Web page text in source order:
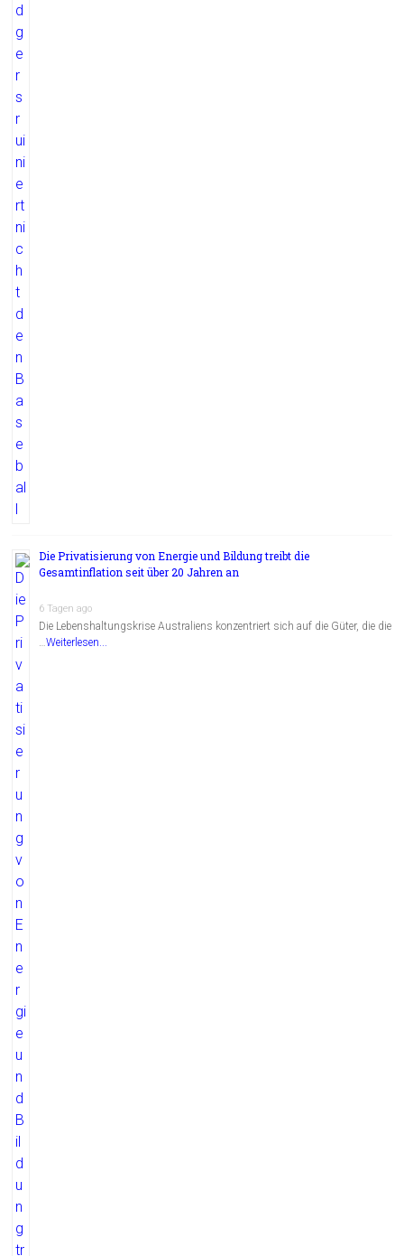
Die Privatisierung von Energie und Bildung treibt die
Gesamtinflation seit über 20 Jahren an
6 Tagen ago
Die Lebenshaltungskrise Australiens konzentriert sich auf die Güter, die die
…Weiterlesen...